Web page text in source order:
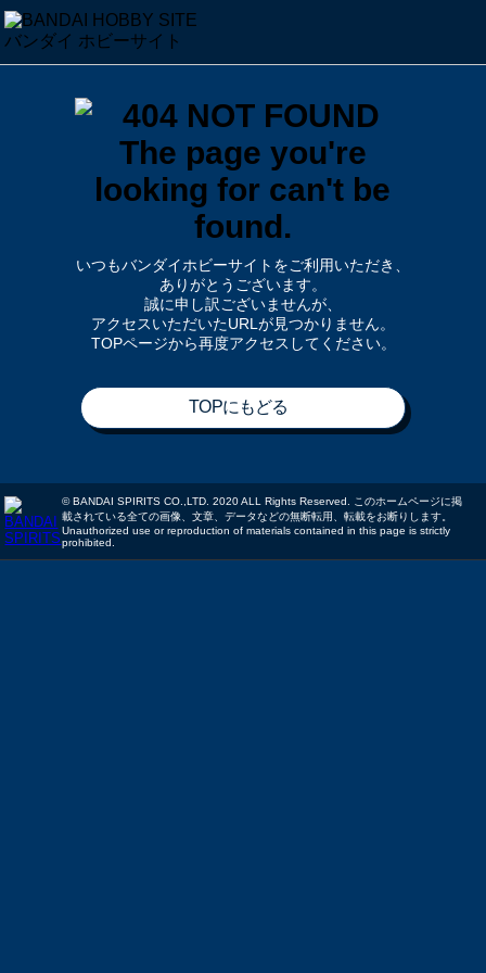
いつもバンダイホビーサイトをご利用いただき、
ありがとうございます。
誠に申し訳ございませんが、
アクセスいただいたURLが見つかりません。
TOPページから再度アクセスしてください。
TOPにもどる
© BANDAI SPIRITS CO.,LTD. 2020 ALL Rights Reserved. このホームページに掲
載されている全ての画像、文章、データなどの無断転用、転載をお断りします。
Unauthorized use or reproduction of materials contained in this page is strictly
prohibited.